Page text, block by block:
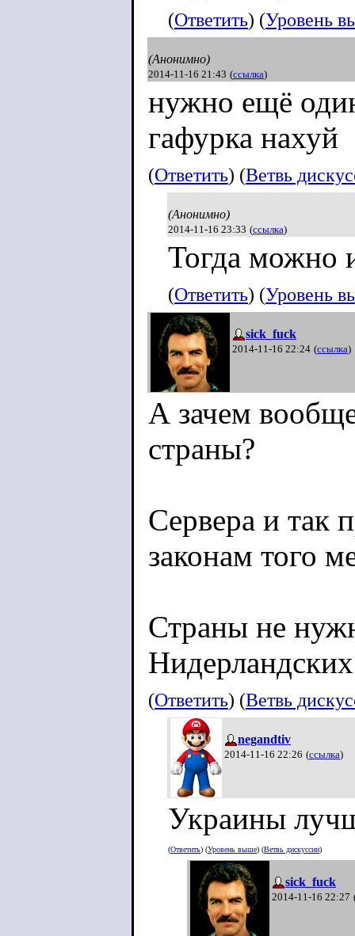
(Ответить) (Уровень
(Анонимно)
2014-11-16 21:43 (ссылка)
нужно ещё
гафурка нахуй
(Ответить) (Ветвь
(Анонимно)
2014-11-16 23:33 (ссылка)
Тогда можно
(Ответить) (Уровень
sick_fuck
2014-11-16 22:24 (ссылка)
А зачем
страны?
Сервера и так
законам того
Страны не
(Ответить) (Ветвь
negandtiv
2014-11-16 22:26 (ссылка)
Украины
(Ответить) (Уровень выше) (Ветвь дискуссии)
sick_fuck
2014-11-16 22:27